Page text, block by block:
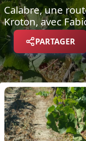
Calabre, une
Kroton, avec
PARTAGER